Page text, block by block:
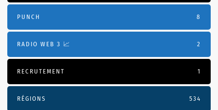
PUNCH 8
RADIO WEB 3 📈 2
RECRUTEMENT 1
RÉGIONS 534